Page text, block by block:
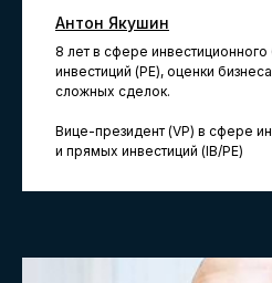
Антон Якушин
8 лет в сфере
инвестиций (PE), оценки
сложных сделок.
Вице-президент (VP) в сфере
и прямых инвестиций (IB/PE)
как оформить налоговый вычет
Готовим будущих
и действующих
к карьере